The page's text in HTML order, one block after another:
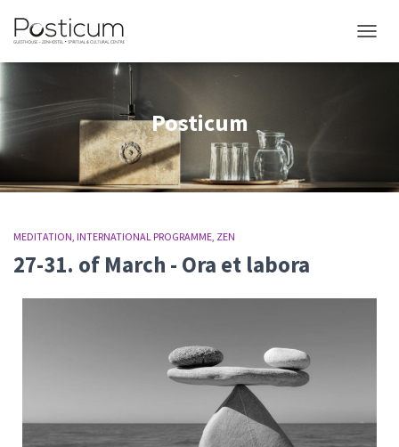
Posticum
MEDITATION INTERNATIONAL PROGRAMME ZEN
27-31. of March - Ora et labora